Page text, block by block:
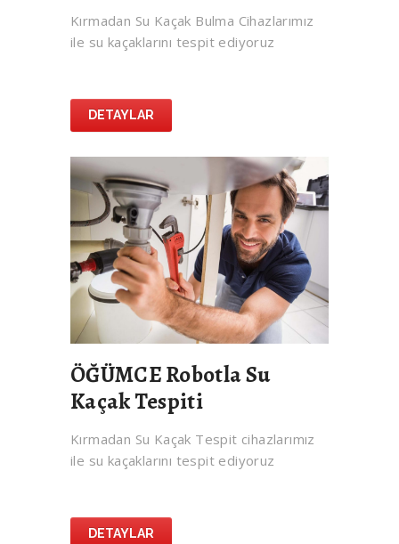
Kırmadan Su Kaçak Bulma Cihazlarımız
ile su kaçaklarını tespit ediyoruz
DETAYLAR
ÖĞÜMCE Robotla Su
Kaçak Tespiti
Kırmadan Su Kaçak Tespit cihazlarımız
ile su kaçaklarını tespit ediyoruz
DETAYLAR